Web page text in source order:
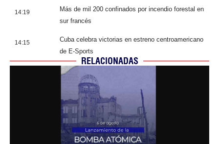
14:19
Más de mil 200 confinados por incendio forestal en
sur francés
14:15
Cuba celebra victorias en estreno centroamericano
de E-Sports
RELACIONADAS